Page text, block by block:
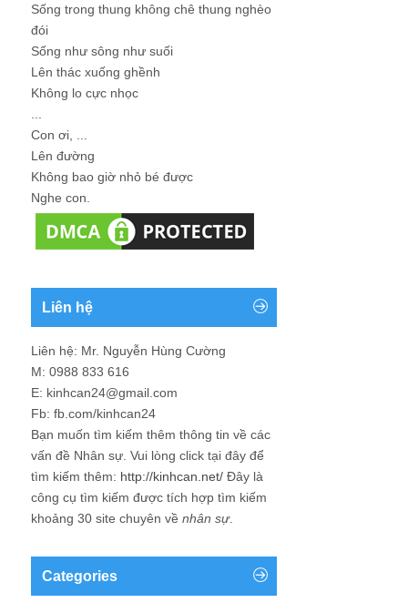
Sống trong thung không chê thung nghèo
đói
Sống như sông như suối
Lên thác xuống ghềnh
Không lo cực nhọc
Con ơi, ...
Lên đường
Không bao giờ nhỏ bé được
Nghe con.
Liên hệ
Liên hệ: Mr. Nguyễn Hùng Cường
M: 0988 833 616
E: kinhcan24@gmail.com
Fb: fb.com/kinhcan24
Bạn muốn tìm kiếm thêm thông tin về các
vấn đề Nhân sự . Vui lòng click tại đây để
tìm kiếm thêm: http://kinhcan.net/ Đây là
công cụ tìm kiếm được tích hợp tìm kiếm
khoảng 30 site chuyên về nhân sự.
Categories